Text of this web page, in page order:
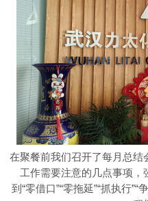
在聚餐前我们召开了每月总
工作需要注意的几点事项，
到“零借口”“零拖延”“抓执行